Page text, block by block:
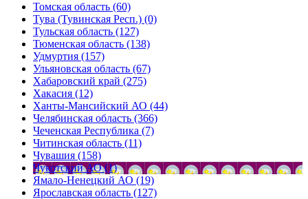
Томская область (60)
Тува (Тувинская Респ.) (0)
Тульская область (127)
Тюменская область (138)
Удмуртия (157)
Ульяновская область (67)
Хабаровский край (275)
Хакасия (12)
Ханты-Мансийский АО (44)
Челябинская область (366)
Чеченская Республика (7)
Читинская область (11)
Чувашия (158)
Чукотский АО (1)
Ямало-Ненецкий АО (19)
Ярославская область (127)